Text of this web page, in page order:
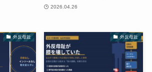
2026.04.26
外反母趾 外反母趾